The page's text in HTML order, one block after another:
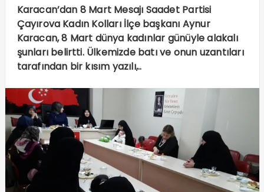
Karacan’dan 8 Mart Mesajı Saadet Partisi
Çayırova Kadın Kolları İlçe başkanı Aynur
Karacan, 8 Mart dünya kadınlar günüyle alakalı
şunları belirtti. Ülkemizde batı ve onun uzantıları
tarafından bir kısım yazılı,..